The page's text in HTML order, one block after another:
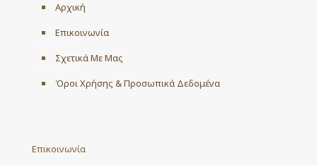
on
product
Αρχική
Επικοινωνία
Σχετικά Με Μας
Όροι Χρήσης & Προσωπικά Δεδομένα
Επικοινωνία